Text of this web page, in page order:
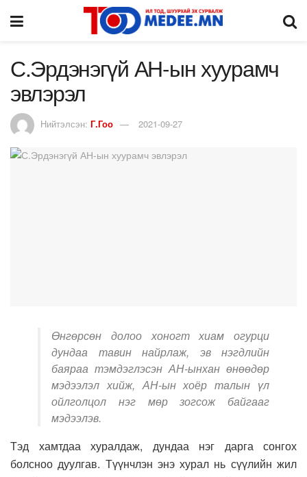
С.Эрдэнэгүй АН-ын хуурамч
эвлэрэл
Нийтэлсэн: Г.Гоо 2021-09-27
Өнгөрсөн долоо хоногт хиам огурци
дундаа тавин найрлаж, эв нэгдлийн
баяраа тэмдэглэсэн АН-ынхан өнөөдөр
мэдээлэл хийж, АН-ын хоёр талын үл
ойлголцол нэг мөр зогсож байгааг
мэдээлэв.
Тэд хамтдаа хуралдаж, дундаа нэг дарга сонгох
болсноо дуулгав. Түүнчлэн энэ хурал нь сүүлийн жил